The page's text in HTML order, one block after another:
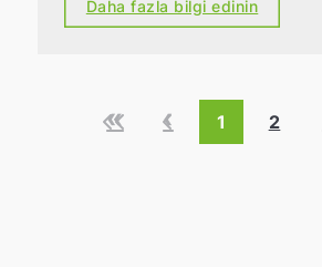
Daha fazla bilgi edinin
« ‹ 1 2